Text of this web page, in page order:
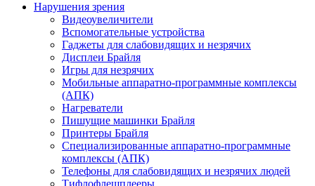
Нарушения зрения
Видеоувеличители
Вспомогательные устройства
Гаджеты для слабовидящих и незрячих
Дисплеи Брайля
Игры для незрячих
Мобильные аппаратно-программные комплексы
(АПК)
Нагреватели
Пишущие машинки Брайля
Принтеры Брайля
Специализированные аппаратно-программные
комплексы (АПК)
Телефоны для слабовидящих и незрячих людей
Тифлофлешплееры